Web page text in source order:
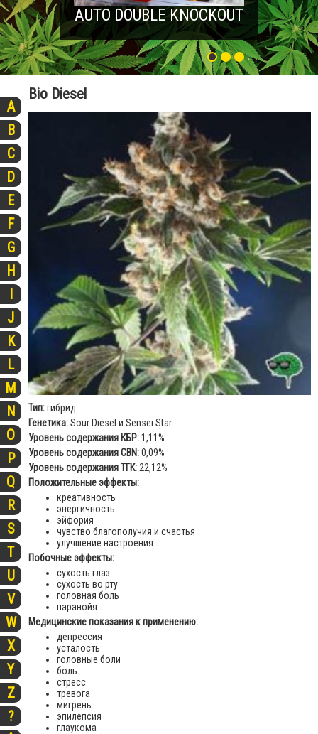
AUTO DOUBLE KNOCKOUT
A
B
C
D
E
F
G
H
I
J
K
L
M
N
O
P
Q
R
S
T
U
V
W
X
Y
Z
?
Bio Diesel
Тип:гибрид
Генетика:Sour Diesel и Sensei Star
Уровень содержания КБР:1,11%
Уровень содержания CBN:0,09%
Уровень содержания ТГК:22,12%
Положительные эффекты:
креативность
энергичность
эйфория
чувство благополучия и счастья
улучшение настроения
Побочные эффекты:
сухость глаз
сухость во рту
головная боль
паранойя
Медицинские показания к применению:
депрессия
усталость
головные боли
боль
стресс
тревога
мигрень
эпилепсия
глаукома